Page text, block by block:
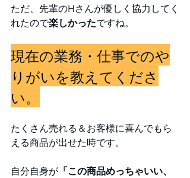
ただ、先輩のHさんが優しく協力してく
れたので楽しかったですね。
現在の業務・仕事でのや
りがいを教えてくださ
い。
たくさん売れる＆お客様に喜んでもら
える商品が出せた時です。
自分自身が 「この商品めっちゃいい、